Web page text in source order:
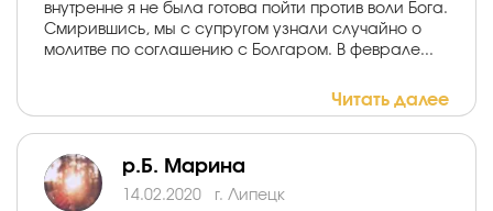
внутренне я не была готова пойти против воли Бога.
Смирившись, мы с супругом узнали случайно о
молитве по соглашению с Болгаром. В феврале...
Читать далее
р.Б. Марина
14.02.2020 г. Липецк